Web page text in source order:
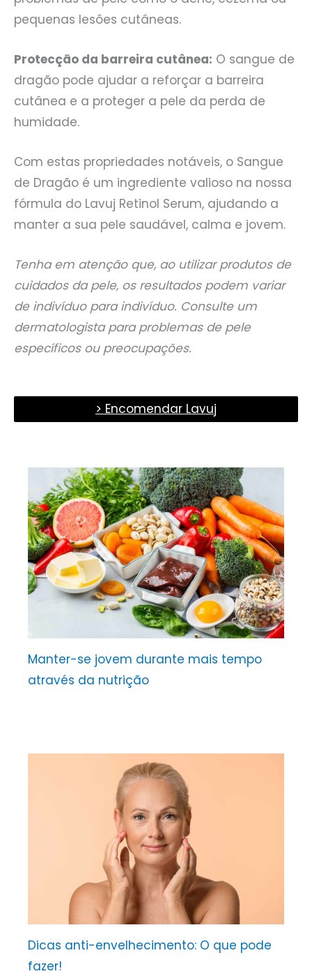
pequenas lesões cutâneas.
Protecção da barreira cutânea: O sangue de
dragão pode ajudar a reforçar a barreira
cutânea e a proteger a pele da perda de
humidade.
Com estas propriedades notáveis, o Sangue
de Dragão é um ingrediente valioso na nossa
fórmula do Lavuj Retinol Serum, ajudando a
manter a sua pele saudável, calma e jovem.
Tenha em atenção que, ao utilizar produtos de
cuidados da pele, os resultados podem variar
de indivíduo para indivíduo. Consulte um
dermatologista para problemas de pele
específicos ou preocupações.
> Encomendar Lavuj
Manter-se jovem durante mais tempo
através da nutrição
Dicas anti-envelhecimento: O que pode
fazer!